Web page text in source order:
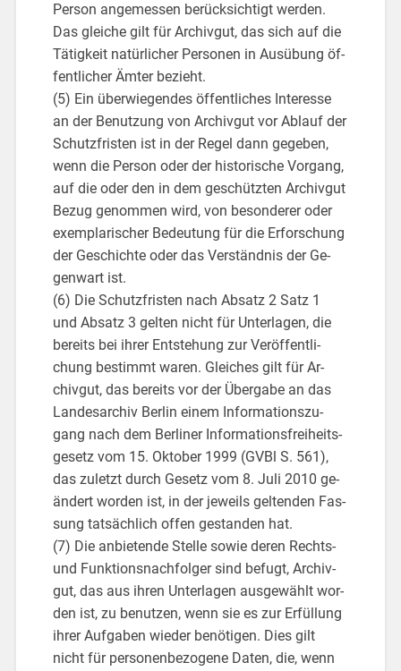
Per­son an­ge­mes­sen be­rück­sich­tigt wer­den.
Das glei­che gilt für Ar­chiv­gut, das sich auf die
Tä­tig­keit na­tür­li­cher Per­so­nen in Aus­übung öf­
fent­li­cher Ämter be­zieht.
(5) Ein über­wie­gen­des öf­fent­li­ches In­ter­es­se
an der Be­nut­zung von Ar­chiv­gut vor Ab­lauf der
Schutz­fris­ten ist in der Regel dann ge­ge­ben,
wenn die Per­son oder der his­to­ri­sche Vor­gang,
auf die oder den in dem ge­schütz­ten Ar­chiv­gut
Bezug ge­nom­men wird, von be­son­de­rer oder
ex­em­pla­ri­scher Be­deu­tung für die Er­for­schung
der Ge­schich­te oder das Ver­ständ­nis der Ge­
gen­wart ist.
(6) Die Schutz­fris­ten nach Ab­satz 2 Satz 1
und Ab­satz 3 gel­ten nicht für Un­ter­la­gen, die
be­reits bei ihrer Ent­ste­hung zur Ver­öf­fent­li­
chung be­stimmt waren. Glei­ches gilt für Ar­
chiv­gut, das be­reits vor der Über­ga­be an das
Lan­des­ar­chiv Ber­lin einem In­for­ma­ti­ons­zu­
gang nach dem Ber­li­ner In­for­ma­ti­ons­frei­heits­
ge­setz vom 15. Ok­to­ber 1999 (GVBl S. 561),
das zu­letzt durch Ge­setz vom 8. Juli 2010 ge­
än­dert wor­den ist, in der je­weils gel­ten­den Fas­
sung tat­säch­lich offen ge­stan­den hat.
(7) Die an­bie­ten­de Stel­le sowie deren Rechts-
und Funk­ti­ons­nach­fol­ger sind be­fugt, Ar­chiv­
gut, das aus ihren Un­ter­la­gen aus­ge­wählt wor­
den ist, zu be­nut­zen, wenn sie es zur Er­fül­lung
ihrer Auf­ga­ben wie­der be­nö­ti­gen. Dies gilt
nicht für per­so­nen­be­zo­ge­ne Daten, die, wenn